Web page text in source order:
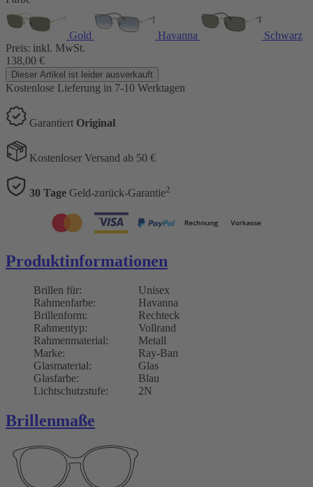
Gold Havanna
Schwarz
Preis: inkl. MwSt.
138,00 €
Dieser Artikel ist leider ausverkauft
Kostenlose Lieferung in 7-10 Werktagen
Garantiert Original
Kostenloser Versand ab 50 €
30 Tage Geld-zurück-Garantie2
Produktinformationen
Brillen für:
Unisex
Rahmenfarbe:
Havanna
Brillenform:
Rechteck
Rahmentyp:
Vollrand
Rahmenmaterial:
Metall
Marke:
Ray-Ban
Glasmaterial:
Glas
Glasfarbe:
Blau
Lichtschutzstufe:
2N
Brillenmaße